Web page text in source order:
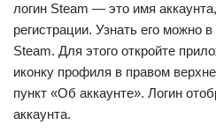
логин Steam — это имя
регистрации. Узнать его можно
Steam. Для этого откройте
иконку профиля в правом
пункт «Об аккаунте». Логин
аккаунта.